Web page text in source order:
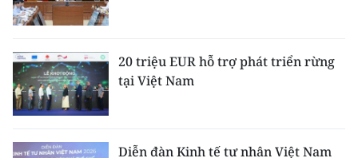
20 triệu EUR hỗ trợ phát triển rừng
tại Việt Nam
Diễn đàn Kinh tế tư nhân Việt Nam